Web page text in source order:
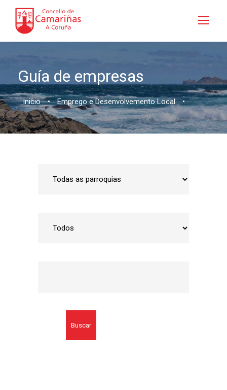
Guía de empresas
Inicio • Emprego e Desenvolvemento Local •
Buscar